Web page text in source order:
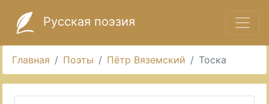
Русская поэзия
Главная Поэты Пётр Вяземский Тоска